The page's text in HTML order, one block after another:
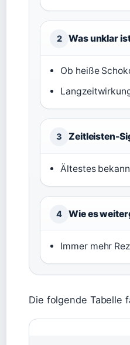
2 Was unklar
Ob heiße
3 Zeitleisten-
Ältestes
4 Wie es
Immer mehr
Die folgende Tabelle